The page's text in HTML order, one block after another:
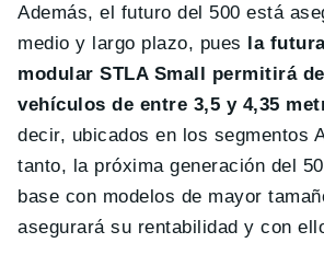
Además, el futuro del 500 está
medio y largo plazo, pues la
modular STLA Small permitirá
vehículos de entre 3,5 y 4,35
decir, ubicados en los segmentos
tanto, la próxima generación del
base con modelos de mayor
asegurará su rentabilidad y con